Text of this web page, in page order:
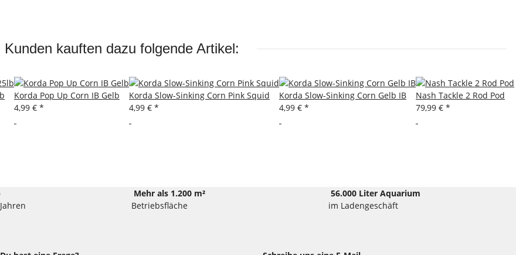
Kunden kauften dazu folgende Artikel:
Korda Pop Up Corn IB Gelb
4,99 € *
Korda Slow-Sinking Corn Pink Squid
4,99 € *
Korda Slow-Sinking Corn Gelb IB
4,99 € *
Nash Tackle 2 Rod Pod
79,99 € *
Mehr als 1.200 m²
Betriebsfläche
56.000 Liter Aquarium
im Ladengeschäft